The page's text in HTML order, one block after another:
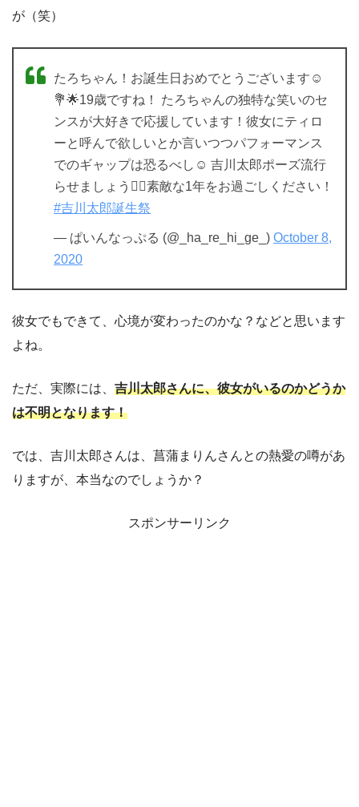
が（笑）
たろちゃん！お誕生日おめでとうございます☺️
💐🌟19歳ですね！ たろちゃんの独特な笑いのセ
ンスが大好きで応援しています！彼女にティロ
ーと呼んで欲しいとか言いつつパフォーマンス
でのギャップは恐るべし☺️ 吉川太郎ポーズ流行
らせましょう✊🏻素敵な1年をお過ごしください！
#吉川太郎誕生祭
— ぱいんなっぷる (@_ha_re_hi_ge_) October 8,
2020
彼女でもできて、心境が変わったのかな？などと思います
よね。
ただ、実際には、 吉川太郎さんに、彼女がいるのかどうか
は不明となります！
では、吉川太郎さんは、菖蒲まりんさんとの熱愛の噂があ
りますが、本当なのでしょうか？
スポンサーリンク